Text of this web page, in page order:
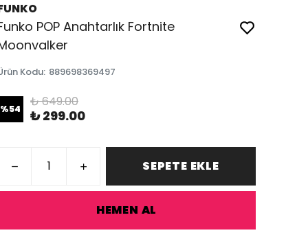
POP Anahtarlık Fortnite
Kodu: 889698369497
%54 ₺ 649.00
₺ 299.00
SEPETE EKLE
HEMEN AL